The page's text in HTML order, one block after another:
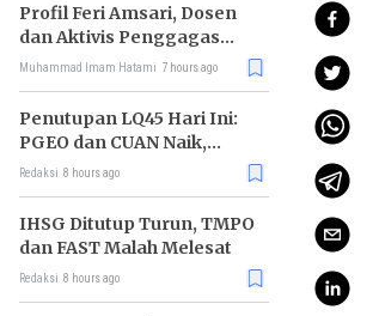
Profil Feri Amsari, Dosen
dan Aktivis Penggagas
Kabinet Bayangan
Muhammad Imam Hatami 7 hours ago
Penutupan LQ45 Hari Ini:
PGEO dan CUAN Naik,
MBMA Turun
Redaksi 8 hours ago
IHSG Ditutup Turun, TMPO
dan FAST Malah Melesat
Redaksi 8 hours ago